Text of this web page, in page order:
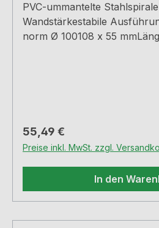
PVC-ummantelte
Wandstärkestabile
norm Ø 100108 x 55
Regulärer Preis:
55,49 €
Preise inkl. MwSt. zzgl.
In den